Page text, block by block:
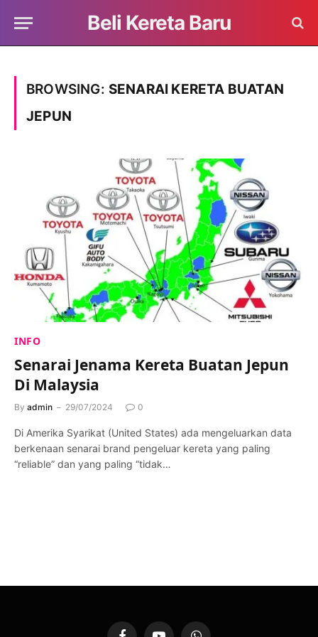
Beli Kereta Baru
BROWSING: SENARAI KERETA BUATAN
JEPUN
INFO
Senarai Jenama Kereta Buatan Jepun
Di Malaysia
By admin 29/07/2024 0
Di Amerika Syarikat (United States) ada mengeluarkan data
berkenaan senarai brand pengeluar kereta yang paling
“reliable” dan yang paling “tidak…